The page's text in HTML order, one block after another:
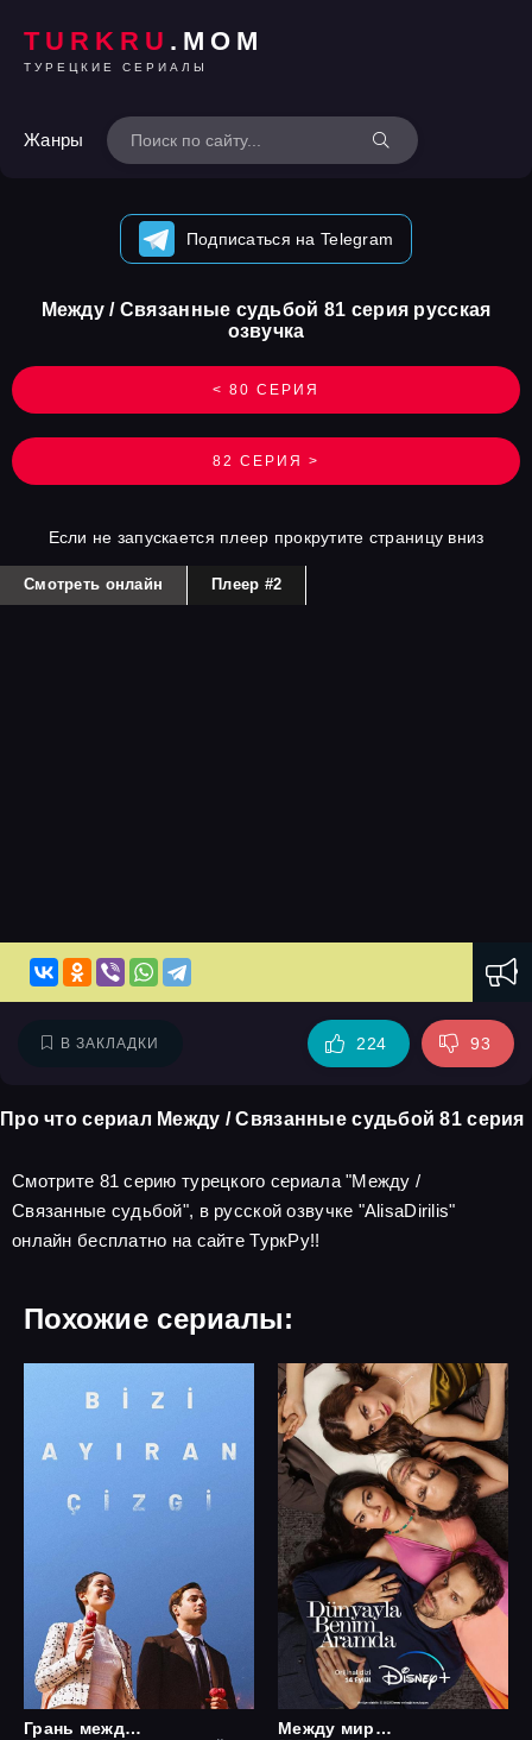
TURKRU .MOM
ТУРЕЦКИЕ СЕРИАЛЫ
Жанры
Подписаться на Telegram
< 80 СЕРИЯ
Между / Связанные судьбой 81 серия русская
озвучка
82 СЕРИЯ >
Если не запускается плеер прокрутите страницу вниз
Смотреть онлайн Плеер #2
В ЗАКЛАДКИ 224 93
Про что сериал Между / Связанные судьбой 81 серия
Смотрите 81 серию турецкого сериала "Между /
Связанные судьбой", в русской озвучке "AlisaDirilis"
онлайн бесплатно на сайте ТуркРу!!
Похожие сериалы:
Грань между нами Между миром и мной